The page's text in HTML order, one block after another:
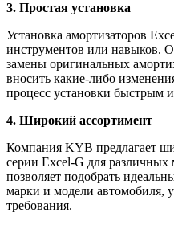
3. Простая установка
Установка амортизаторов
инструментов или навыков.
замены оригинальных
вносить какие-либо
процесс установки быстрым
4. Широкий ассортимент
Компания KYB предлагает
серии Excel-G для
позволяет подобрать
марки и модели автомобиля,
требования.